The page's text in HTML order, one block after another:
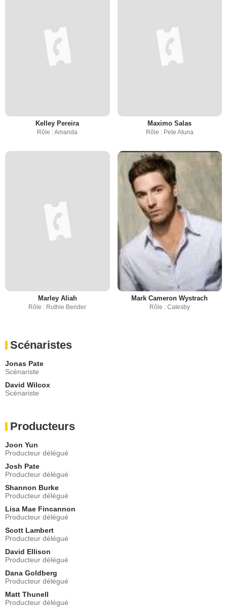
Kelley Pereira
Rôle : Amanda
Maximo Salas
Rôle : Pete Atuna
Marley Aliah
Rôle : Ruthie Bender
Mark Cameron Wystrach
Rôle : Catesby
Scénaristes
Jonas Pate
Scénariste
David Wilcox
Scénariste
Producteurs
Joon Yun
Producteur délégué
Josh Pate
Producteur délégué
Shannon Burke
Producteur délégué
Lisa Mae Fincannon
Producteur délégué
Scott Lambert
Producteur délégué
David Ellison
Producteur délégué
Dana Goldberg
Producteur délégué
Matt Thunell
Producteur délégué